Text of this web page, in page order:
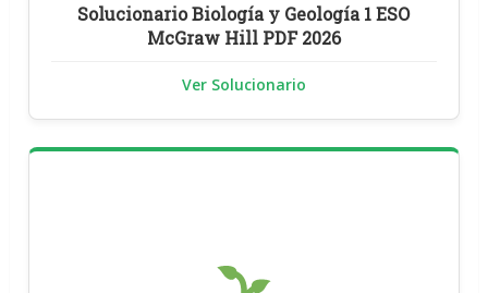
Solucionario Biología y Geología 1 ESO
McGraw Hill PDF 2026
Ver Solucionario